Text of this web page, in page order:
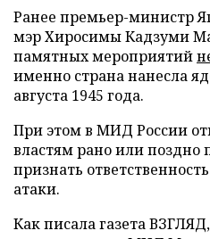
Ранее премьер-министр
мэр Хиросимы Кадзуми
памятных мероприятий
именно страна нанесла
августа 1945 года.
При этом в МИД России
властям рано или поздно
признать
атаки.
Как писала газета